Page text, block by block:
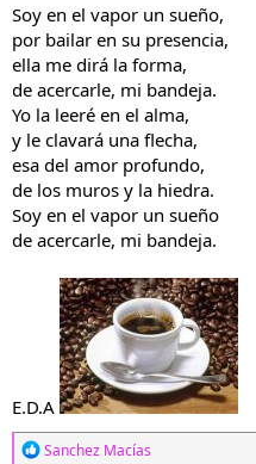
Soy en el vapor un sueño,
por bailar en su presencia,
ella me dirá la forma,
de acercarle, mi bandeja.
Yo la leeré en el alma,
y le clavará una flecha,
esa del amor profundo,
de los muros y la hiedra.
Soy en el vapor un sueño
de acercarle, mi bandeja.
E.D.A
R
Sanchez Macías